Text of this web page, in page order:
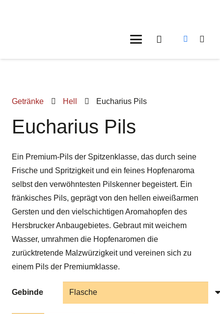
Getränke Hell Eucharius Pils
Eucharius Pils
Ein Premium-Pils der Spitzenklasse, das durch seine
Frische und Spritzigkeit und ein feines Hopfenaroma
selbst den verwöhntesten Pilskenner begeistert. Ein
fränkisches Pils, geprägt von den hellen eiweißarmen
Gersten und den vielschichtigen Aromahopfen des
Hersbrucker Anbaugebietes. Gebraut mit weichem
Wasser, umrahmen die Hopfenaromen die
zurücktretende Malzwürzigkeit und vereinen sich zu
einem Pils der Premiumklasse.
Gebinde